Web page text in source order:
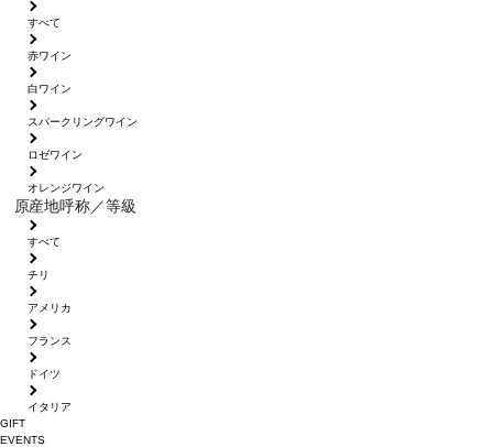
すべて
赤ワイン
白ワイン
スパークリングワイン
ロゼワイン
オレンジワイン
原産地呼称／等級
すべて
チリ
アメリカ
フランス
ドイツ
イタリア
GIFT
EVENTS